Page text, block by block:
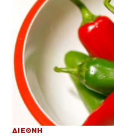
ΔΙΕΘΝΗ